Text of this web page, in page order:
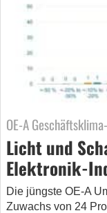
OE-A
Licht und
Elektronik-
Die jüngste OE-A
Zuwachs von 24